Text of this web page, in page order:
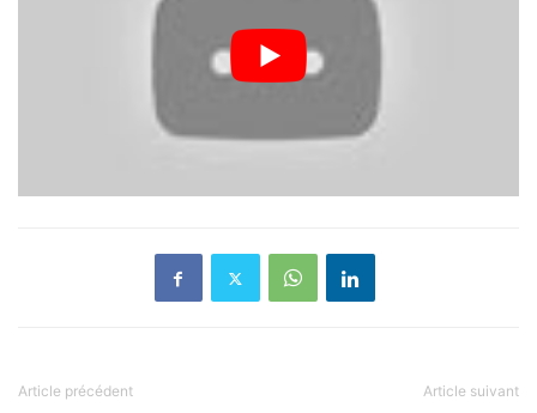
Article précédent Article suivant